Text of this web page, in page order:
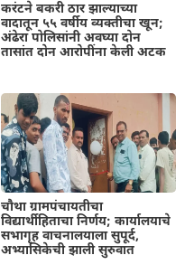
करंटने बकरी ठार झाल्याच्या
वादातून ५५ वर्षीय व्यक्तीचा खून;
अंढेरा पोलिसांनी अवघ्या दोन
तासांत दोन आरोपींना केली अटक
चौथा ग्रामपंचायतीचा
विद्यार्थीहिताचा निर्णय; कार्यालयाचे
सभागृह वाचनालयाला सुपूर्द,
अभ्यासिकेची झाली सुरुवात